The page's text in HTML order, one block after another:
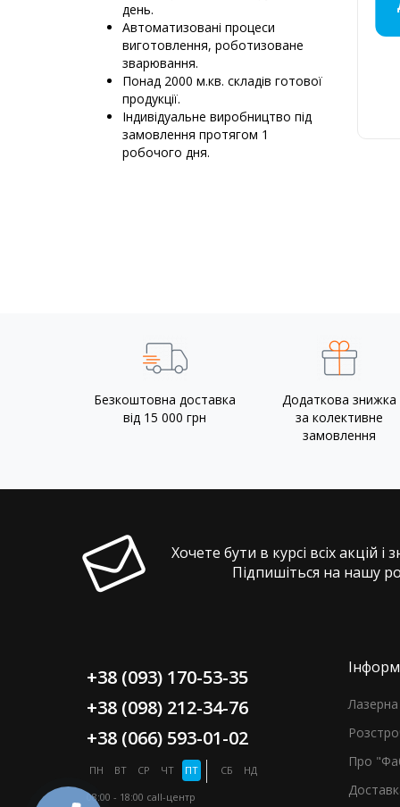
день.
Автоматизовані процеси
виготовлення, роботизоване
зварювання.
Понад 2000 м.кв. складів готової
продукції.
Індивідуальне виробництво під
замовлення протягом 1
робочого дня.
Безкоштовна доставка
від 15 000 грн
Додаткова знижка
за колективне
замовлення
Хочете бути в курсі всіх акцій і
Підпишіться на нашу
+38 (093) 170-53-35
+38 (098) 212-34-76
+38 (066) 593-01-02
ПН ВТ СР ЧТ ПТ СБ
НД
08:00 - 18:00 call-центр
Лазерна
Про